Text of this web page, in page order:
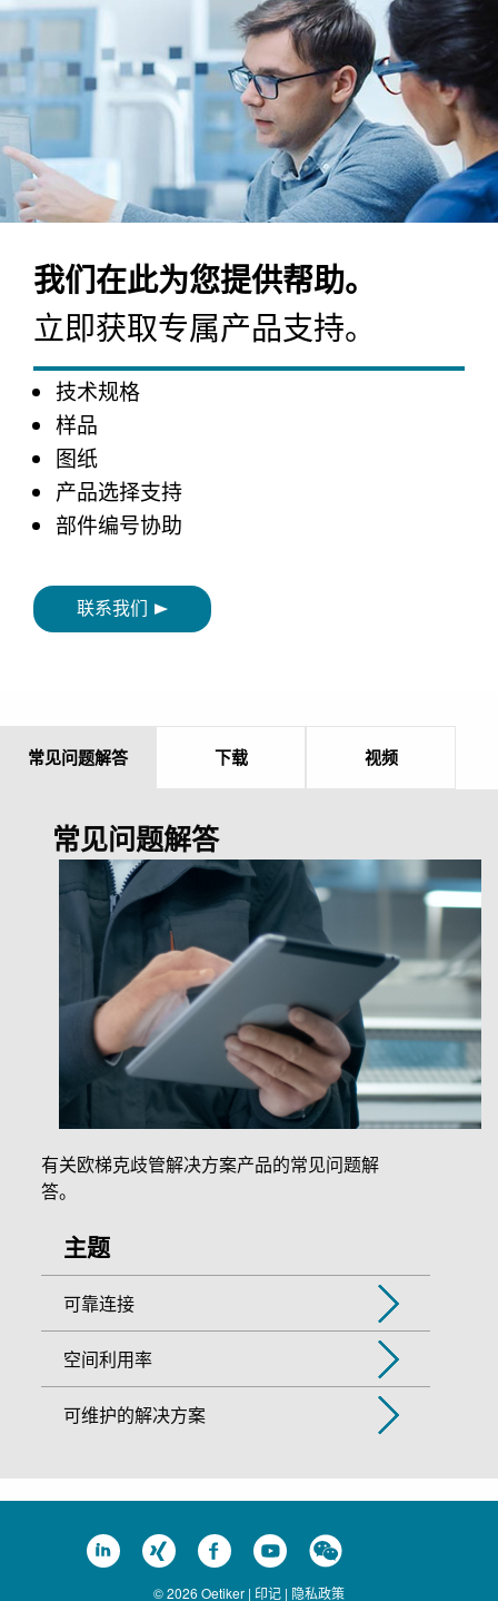
我们在此为您提供帮助。
立即获取专属产品支持。
技术规格
样品
图纸
产品选择支持
部件编号协助
联系我们
常见问题解答 下载 视频
常见问题解答
有关欧梯克歧管解决方案产品的常见问题解
答。
主题
可靠连接
空间利用率
可维护的解决方案
© 2026 Oetiker | 印记 | 隐私政策